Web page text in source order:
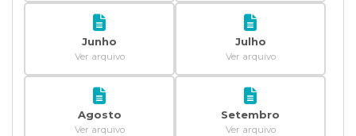
Junho
Ver arquivo
Julho
Ver arquivo
Agosto
Ver arquivo
Setembro
Ver arquivo